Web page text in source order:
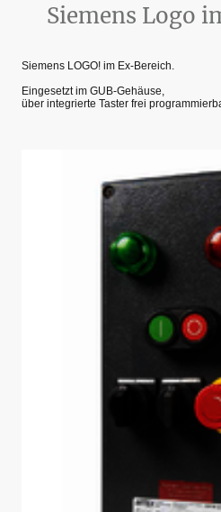
Siemens Logo
Siemens LOGO! im Ex-Bereich.
Eingesetzt im GUB-Gehäuse,
über integrierte Taster frei